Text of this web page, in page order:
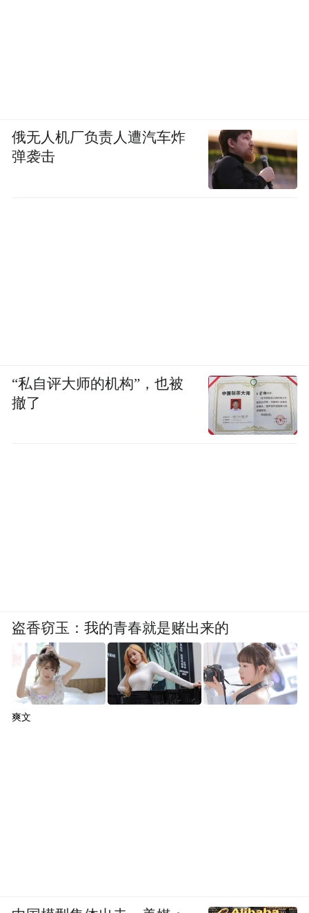
俄无人机厂负责人遭汽车炸
弹袭击
“私自评大师的机构”，也被
撤了
盗香窃玉：我的青春就是赌出来的
爽文